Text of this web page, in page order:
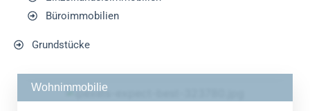
Büroimmobilien
Grundstücke
Wohnimmobilie